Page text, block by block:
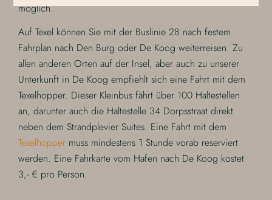
möglich.
Auf Texel können Sie mit der Buslinie 28 nach festem
Fahrplan nach Den Burg oder De Koog weiterreisen. Zu
allen anderen Orten auf der Insel, aber auch zu unserer
Unterkunft in De Koog empfiehlt sich eine Fahrt mit dem
Texelhopper. Dieser Kleinbus fährt über 100 Haltestellen
an, darunter auch die Haltestelle 34 Dorpsstraat direkt
neben dem Strandplevier Suites. Eine Fahrt mit dem
Texelhopper muss mindestens 1 Stunde vorab reserviert
werden. Eine Fahrkarte vom Hafen nach De Koog kostet
3,- € pro Person.